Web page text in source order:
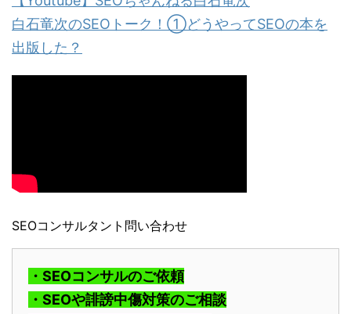
白石竜次のSEOトーク！①どうやってSEOの本を
出版した？
SEOコンサルタント問い合わせ
・SEOコンサルのご依頼
・SEOや誹謗中傷対策のご相談